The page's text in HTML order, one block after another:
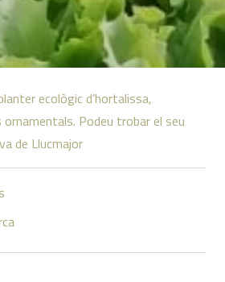
ecològic d’hortalissa,
Podeu trobar el seu
de Llucmajor